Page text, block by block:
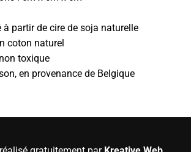
à partir de cire de soja naturelle
coton naturel
toxique
en provenance de Belgique